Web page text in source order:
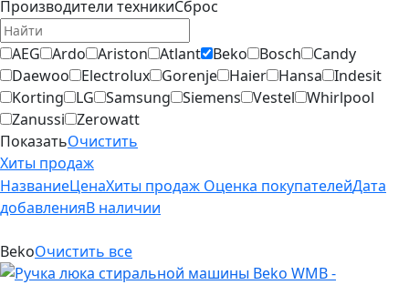
Производители техникиСброс
AEG Ardo Ariston Atlant Beko Bosch
Candy
Daewoo
Electrolux Gorenje Haier Hansa
Indesit
Korting
LG Samsung Siemens Vestel
Whirlpool
Zanussi
Zerowatt
ПоказатьОчистить
Хиты продаж
НазваниеЦенаХиты продаж Оценка покупателейДата
добавленияВ наличии
BekoОчистить все